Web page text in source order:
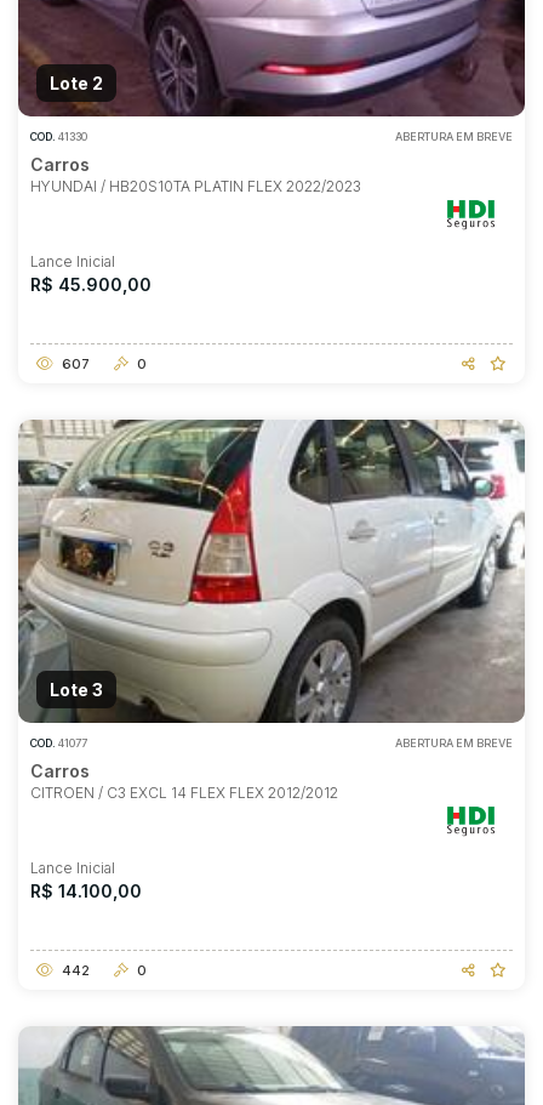
Lote 2
COD. 41330 ABERTURA EM BREVE
Carros
HYUNDAI / HB20S10TA PLATIN FLEX 2022/2023
Lance Inicial
R$ 45.900,00
607 0
Lote 3
COD. 41077 ABERTURA EM BREVE
Carros
CITROEN / C3 EXCL 14 FLEX FLEX 2012/2012
Lance Inicial
R$ 14.100,00
442 0